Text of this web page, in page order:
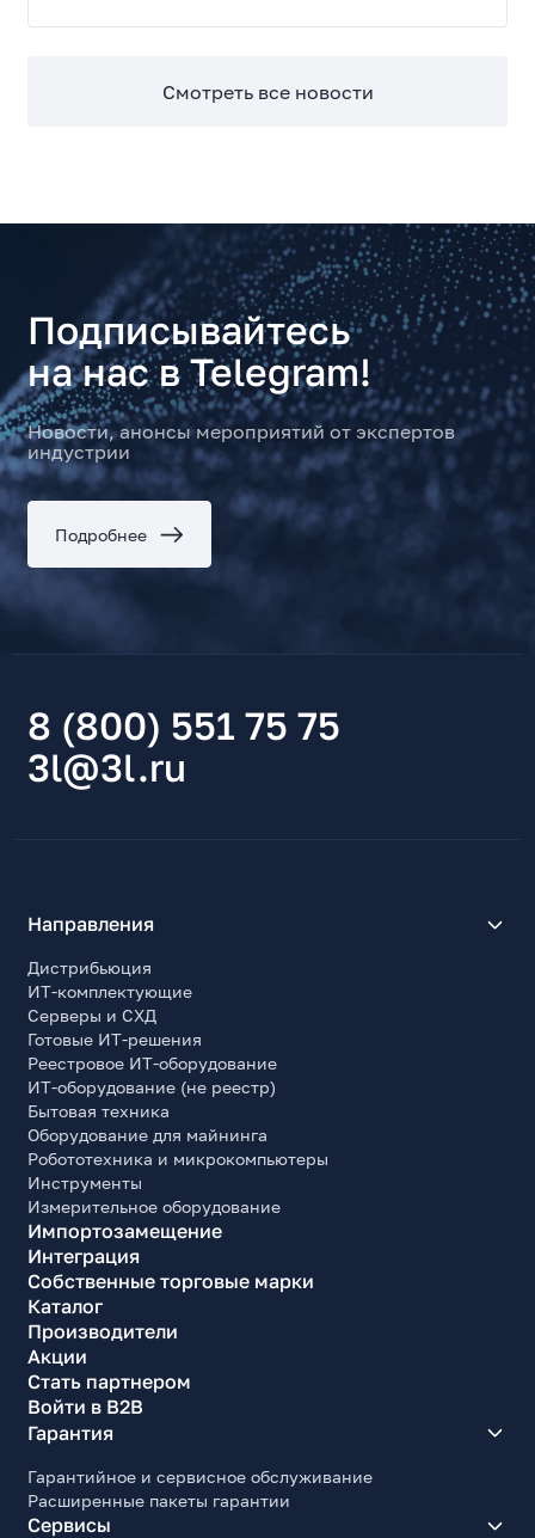
Смотреть все новости
Подписывайтесь
на нас в Telegram!
Новости, анонсы мероприятий от экспертов
индустрии
Подробнее
8 (800) 551 75 75
3l@3l.ru
Направления
Дистрибьюция
ИТ-комплектующие
Серверы и СХД
Готовые ИТ-решения
Реестровое ИТ-оборудование
ИТ-оборудование (не реестр)
Бытовая техника
Оборудование для майнинга
Робототехника и микрокомпьютеры
Инструменты
Измерительное оборудование
Импортозамещение
Интеграция
Собственные торговые марки
Каталог
Производители
Акции
Стать партнером
Войти в B2B
Гарантия
Гарантийное и сервисное обслуживание
Расширенные пакеты гарантии
Сервисы